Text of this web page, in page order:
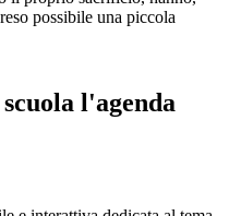
possibile una piccola
l'agenda